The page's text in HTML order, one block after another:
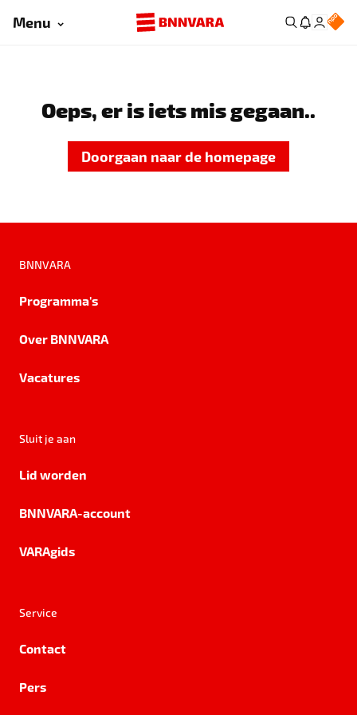
Menu
Oeps, er is iets mis gegaan..
Doorgaan naar de homepage
BNNVARA
Programma's
Over BNNVARA
Vacatures
Sluit je aan
Lid worden
BNNVARA-account
VARAgids
Service
Contact
Pers